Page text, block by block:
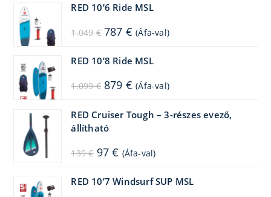
RED 10’6 Ride MSL
1.049€ Original
price
1.049 €.
787 € Current
price
(Áfa-val)
RED 10’8 Ride MSL
1.099€ Original
price
1.099 €.
879 € Current
price
879 €.
(Áfa-val)
RED Cruiser Tough – 3-részes evező,
állítható
139€ Original
price
97€ Current
price
97 €.
(Áfa-val)
RED 10’7 Windsurf SUP MSL